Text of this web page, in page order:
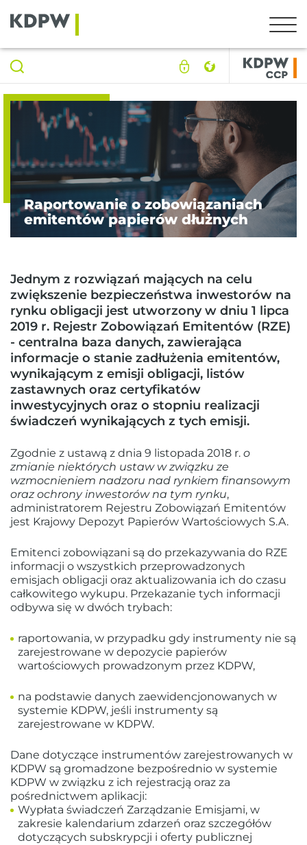
Raportowanie o zobowiązaniach
emitentów papierów dłużnych
Jednym z rozwiązań mających na celu
zwiększenie bezpieczeństwa inwestorów na
rynku obligacji jest utworzony w dniu 1 lipca
2019 r. Rejestr Zobowiązań Emitentów (RZE)
- centralna baza danych, zawierająca
informacje o stanie zadłużenia emitentów,
wynikającym z emisji obligacji, listów
zastawnych oraz certyfikatów
inwestycyjnych oraz o stopniu realizacji
świadczeń wynikających z tych emisji.
Zgodnie z ustawą z dnia 9 listopada 2018 r. o
zmianie niektórych ustaw w związku ze
wzmocnieniem nadzoru nad rynkiem finansowym
oraz ochrony inwestorów na tym rynku,
administratorem Rejestru Zobowiązań Emitentów
jest Krajowy Depozyt Papierów Wartościowych S.A.
Emitenci zobowiązani są do przekazywania do RZE
informacji o wszystkich przeprowadzonych
emisjach obligacji oraz aktualizowania ich do czasu
całkowitego wykupu. Przekazanie tych informacji
odbywa się w dwóch trybach:
raportowania, w przypadku gdy instrumenty nie są
zarejestrowane w depozycie papierów
wartościowych prowadzonym przez KDPW,
na podstawie danych zaewidencjonowanych w
systemie KDPW, jeśli instrumenty są
zarejestrowane w KDPW.
Dane dotyczące instrumentów zarejestrowanych w
KDPW są gromadzone bezpośrednio w systemie
KDPW w związku z ich rejestracją oraz za
pośrednictwem aplikacji:
Wypłata świadczeń Zarządzanie Emisjami, w
zakresie kalendarium zdarzeń oraz szczegółów
dotyczących subskrypcji i oferty publicznej